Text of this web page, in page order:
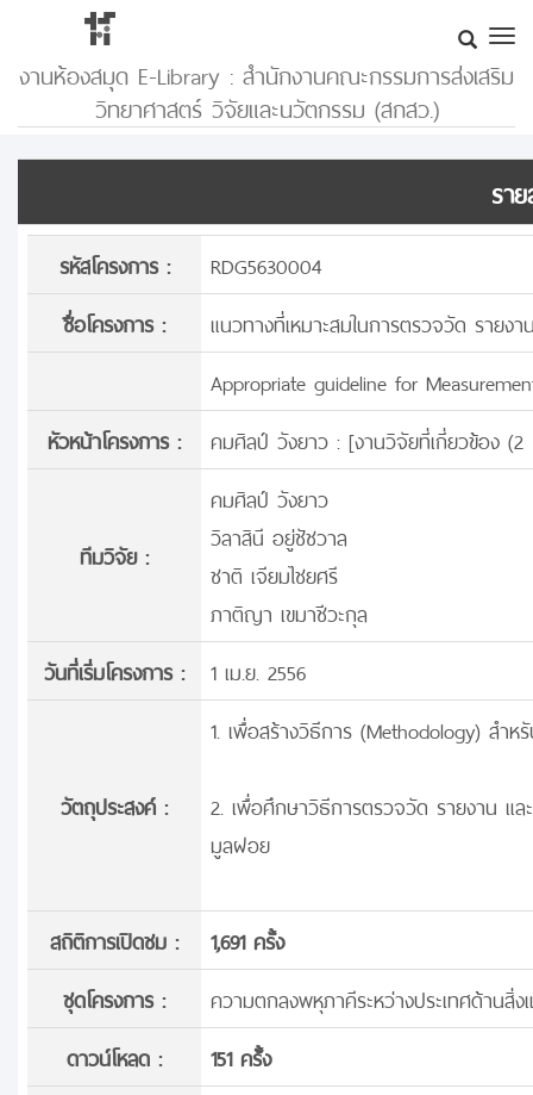
งานห้องสมุด E-Library : สำนักงานคณะกรรมการส่งเสริม
วิทยาศาสตร์ วิจัยและนวัตกรรม (สกสว.)
รา
รหัสโครงการ :
RDG5630004
ชื่อโครงการ :
แนวทางที่เหมาะสมในการตรวจวัด รายง
Appropriate guideline for
หัวหน้าโครงการ :
คมศิลป์ วังยาว : [งานวิจัยที่เกี่ยวข้อง
ทีมวิจัย :
คมศิลป์ วังยาว
วิลาสินี อยู่ชัชวาล
ชาติ เจียมไชยศรี
ภาติญา เขมาชีวะกุล
วันที่เริ่มโครงการ :
1 เม.ย. 2556
วัตถุประสงค์ :
1. เพื่อสร้างวิธีการ (Methodology) สำ
2. เพื่อศึกษาวิธีการตรวจวัด รายงาน แล
มูลฝอย
สถิติการเปิดชม :
1,691 ครั้ง
ชุดโครงการ :
ความตกลงพหุภาคีระหว่างประเทศด้านสิ่
ดาวน์โหลด :
151 ครั้้ง